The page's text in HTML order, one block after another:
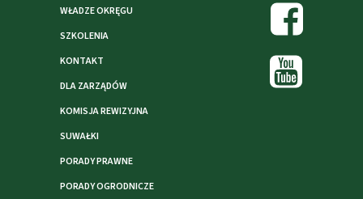
WŁADZE OKRĘGU
SZKOLENIA
KONTAKT
DLA ZARZĄDÓW
KOMISJA REWIZYJNA
SUWAŁKI
PORADY PRAWNE
PORADY OGRODNICZE